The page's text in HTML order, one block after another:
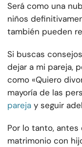
Será como una
niños
también pueden
Si buscas
dejar a mi pareja,
como «Quiero
mayoría de las
pareja y seguir
Por lo tanto,
matrimonio con